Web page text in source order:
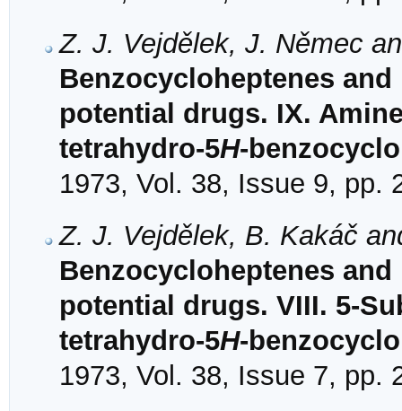
Z. J. Vejdělek, J. Němec
Benzocycloheptenes
potential drugs. IX.
tetrahydro-5H-
1973, Vol. 38, Issue 9, pp.
Z. J. Vejdělek, B. Kakáč
Benzocycloheptenes
potential drugs. VIII. 5-
tetrahydro-5H-
1973, Vol. 38, Issue 7, pp.